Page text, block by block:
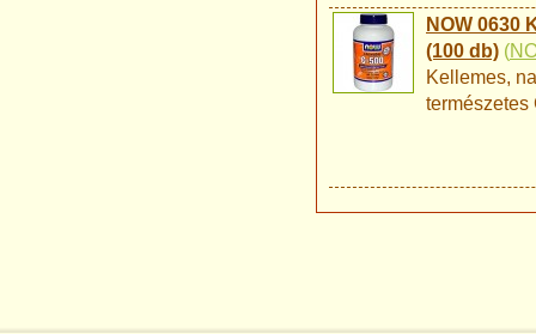
NOW 0630
(100 db) (
Kellemes,
természetes